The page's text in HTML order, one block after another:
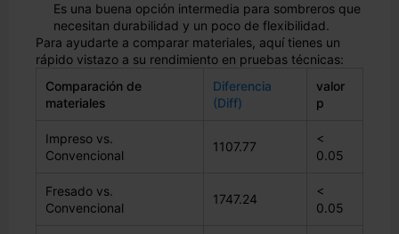
Es una buena opción intermedia para sombreros que
necesitan durabilidad y un poco de flexibilidad.
Para ayudarte a comparar materiales, aquí tienes un
rápido vistazo a su rendimiento en pruebas técnicas:
Comparación de
materiales
Diferencia
(Diff)
valor
p
Impreso vs.
Convencional
1107.77
<
0.05
Fresado vs.
Convencional
1747.24
<
0.05